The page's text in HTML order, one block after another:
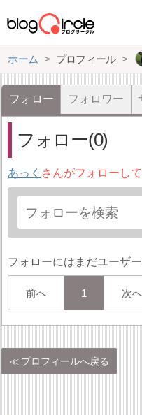
ホーム プロフィール
フォロー フォロワー
フォロー(0)
あっく さんがフォローし
フォローにはまだユーザ
前へ 1 次へ
プロフィールへ戻る